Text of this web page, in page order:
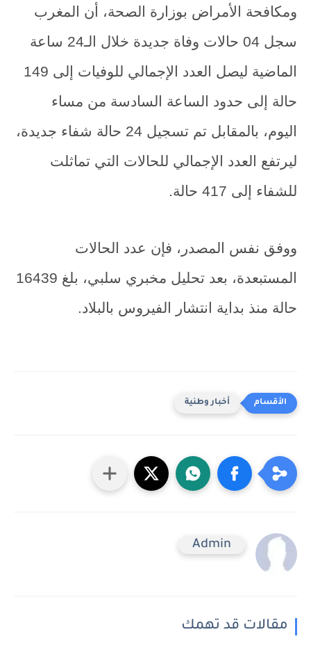
ومكافحة الأمراض بوزارة الصحة، أن المغرب
سجل 04 حالات وفاة جديدة خلال الـ24 ساعة
الماضية ليصل العدد الإجمالي للوفيات إلى 149
حالة إلى حدود الساعة السادسة من مساء
اليوم، بالمقابل تم تسجيل 24 حالة شفاء جديدة،
ليرتفع العدد الإجمالي للحالات التي تماثلت
للشفاء إلى 417 حالة.
ووفق نفس المصدر، فإن عدد الحالات
المستبعدة، بعد تحليل مخبري سلبي، بلغ 16439
حالة منذ بداية انتشار الفيروس بالبلاد.
أخبار وطنية
Admin
مقالات قد تهمك